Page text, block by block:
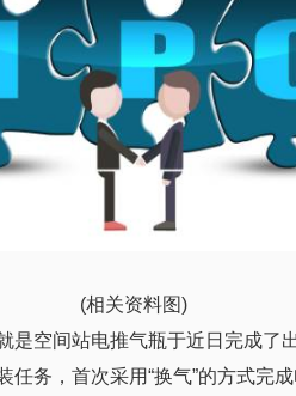
(相关资料图)
是空间站电推气瓶于近日完成了
务，首次采用“换气”的方式完